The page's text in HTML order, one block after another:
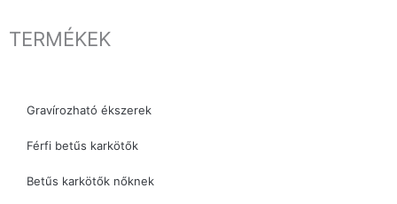
TERMÉKEK
Gravírozható ékszerek
Férfi betűs karkötők
Betűs karkötők nőknek